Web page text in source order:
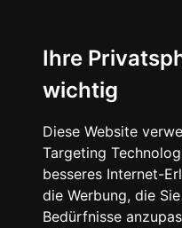
Ihre
wichtig
Diese Website
Targeting
besseres Internet-
die Werbung, die
Bedürfnisse